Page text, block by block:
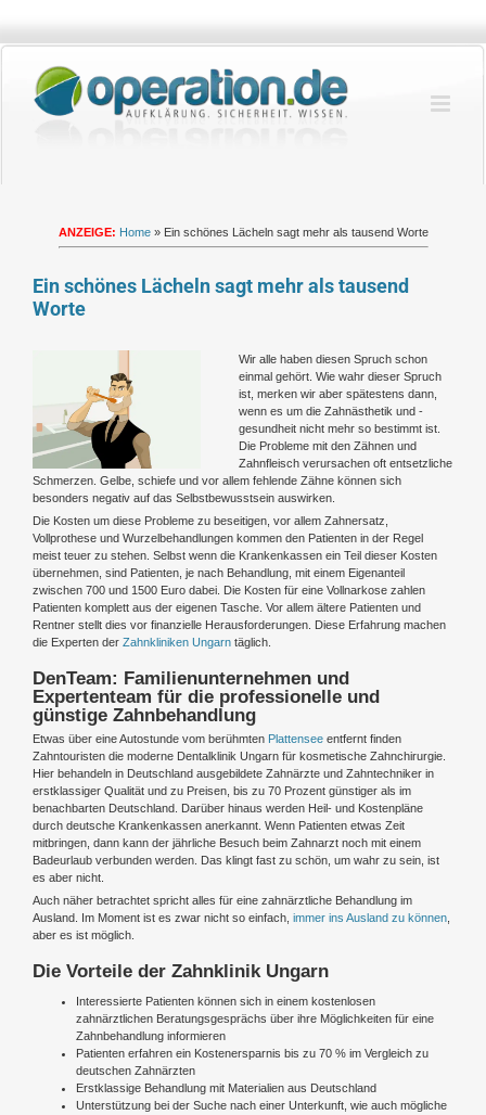
springen
ANZEIGE: Home» Ein schönes Lächeln sagt mehr als tausend Worte
Ein schönes Lächeln sagt mehr als tausend
Worte
Wir alle haben diesen Spruch schon
einmal gehört. Wie wahr dieser Spruch
ist, merken wir aber spätestens dann,
wenn es um die Zahnästhetik und -
gesundheit nicht mehr so bestimmt ist.
Die Probleme mit den Zähnen und
Zahnfleisch verursachen oft entsetzliche
Schmerzen. Gelbe, schiefe und vor allem fehlende Zähne können sich
besonders negativ auf das Selbstbewusstsein auswirken.
Die Kosten um diese Probleme zu beseitigen, vor allem Zahnersatz,
Vollprothese und Wurzelbehandlungen kommen den Patienten in der Regel
meist teuer zu stehen. Selbst wenn die Krankenkassen ein Teil dieser Kosten
übernehmen, sind Patienten, je nach Behandlung, mit einem Eigenanteil
zwischen 700 und 1500 Euro dabei. Die Kosten für eine Vollnarkose zahlen
Patienten komplett aus der eigenen Tasche. Vor allem ältere Patienten und
Rentner stellt dies vor finanzielle Herausforderungen. Diese Erfahrung machen
die Experten der Zahnkliniken Ungarn täglich.
DenTeam: Familienunternehmen und
Expertenteam für die professionelle und
günstige Zahnbehandlung
Etwas über eine Autostunde vom berühmten Plattensee entfernt finden
Zahntouristen die moderne Dentalklinik Ungarn für kosmetische Zahnchirurgie.
Hier behandeln in Deutschland ausgebildete Zahnärzte und Zahntechniker in
erstklassiger Qualität und zu Preisen, bis zu 70 Prozent günstiger als im
benachbarten Deutschland. Darüber hinaus werden Heil- und Kostenpläne
durch deutsche Krankenkassen anerkannt. Wenn Patienten etwas Zeit
mitbringen, dann kann der jährliche Besuch beim Zahnarzt noch mit einem
Badeurlaub verbunden werden. Das klingt fast zu schön, um wahr zu sein, ist
es aber nicht.
Auch näher betrachtet spricht alles für eine zahnärztliche Behandlung im
Ausland. Im Moment ist es zwar nicht so einfach, immer ins Ausland zu können
aber es ist möglich.
Die Vorteile der Zahnklinik Ungarn
Interessierte Patienten können sich in einem kostenlosen
zahnärztlichen Beratungsgesprächs über ihre Möglichkeiten für eine
Zahnbehandlung informieren
Patienten erfahren ein Kostenersparnis bis zu 70 % im Vergleich zu
deutschen Zahnärzten
Erstklassige Behandlung mit Materialien aus Deutschland
Unterstützung bei der Suche nach einer Unterkunft, wie auch mögliche